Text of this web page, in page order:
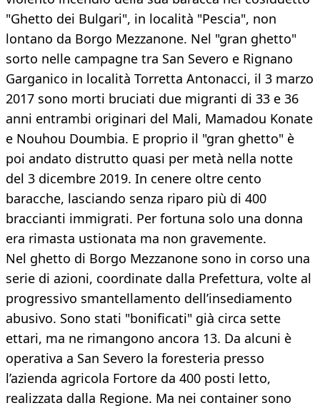
"Ghetto dei Bulgari", in località "Pescia", non
lontano da Borgo Mezzanone. Nel "gran ghetto"
sorto nelle campagne tra San Severo e Rignano
Garganico in località Torretta Antonacci, il 3 marzo
2017 sono morti bruciati due migranti di 33 e 36
anni entrambi originari del Mali, Mamadou Konate
e Nouhou Doumbia. E proprio il "gran ghetto" è
poi andato distrutto quasi per metà nella notte
del 3 dicembre 2019. In cenere oltre cento
baracche, lasciando senza riparo più di 400
braccianti immigrati. Per fortuna solo una donna
era rimasta ustionata ma non gravemente.
Nel ghetto di Borgo Mezzanone sono in corso una
serie di azioni, coordinate dalla Prefettura, volte al
progressivo smantellamento dell’insediamento
abusivo. Sono stati "bonificati" già circa sette
ettari, ma ne rimangono ancora 13. Da alcuni è
operativa a San Severo la foresteria presso
l’azienda agricola Fortore da 400 posti letto,
realizzata dalla Regione. Ma nei container sono